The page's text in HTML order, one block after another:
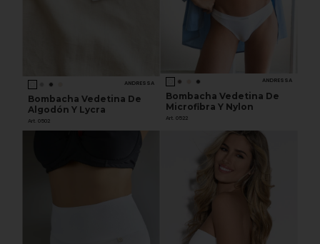
ANDRESSA
Bombacha Vedetina De
Algodón Y Lycra
Art. 0502
ANDRESSA
Bombacha Vedetina De
Microfibra Y Nylon
Art. 0522